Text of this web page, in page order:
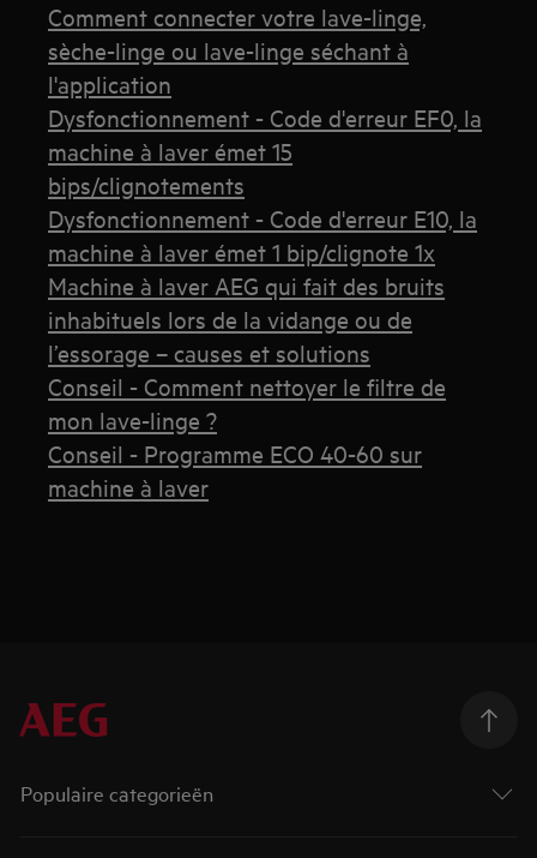
Comment connecter votre lave-linge,
sèche-linge ou lave-linge séchant à
l'application
Dysfonctionnement - Code d'erreur EF0, la
machine à laver émet 15
bips/clignotements
Dysfonctionnement - Code d'erreur E10, la
machine à laver émet 1 bip/clignote 1x
Machine à laver AEG qui fait des bruits
inhabituels lors de la vidange ou de
l’essorage – causes et solutions
Conseil - Comment nettoyer le filtre de
mon lave-linge ?
Conseil - Programme ECO 40-60 sur
machine à laver
Populaire categorieën